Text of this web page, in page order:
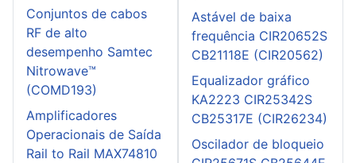
Conjuntos de cabos
RF de alto
desempenho Samtec
Nitrowave™
(COMD193)
Amplificadores
Operacionais de Saída
Rail to Rail MAX74810
Astável de baixa
frequência CIR20652S
CB21118E (CIR20562)
Equalizador gráfico
KA2223 CIR25342S
CB25317E (CIR26234)
Oscilador de bloqueio